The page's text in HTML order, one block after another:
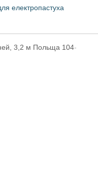
електропастуха